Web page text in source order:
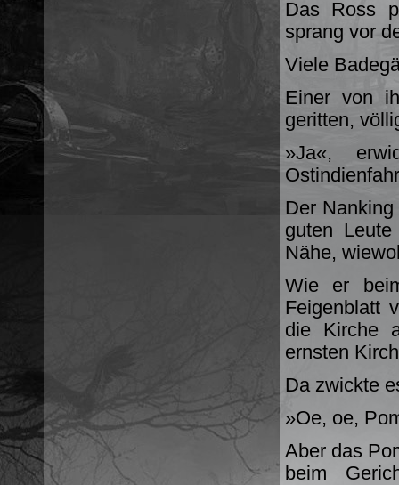
Das Ross
sprang vor
Viele
Einer von
geritten,
»Ja«,
Der
guten
Nähe,
Wie er
Feigenblatt
die Kirche
ernsten
Da zwickte
»Oe, oe,
Aber das
beim